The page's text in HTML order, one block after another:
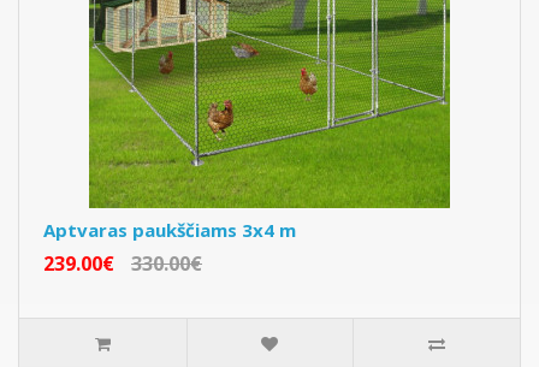
Aptvaras paukščiams 3x4 m
239.00€ 330.00€